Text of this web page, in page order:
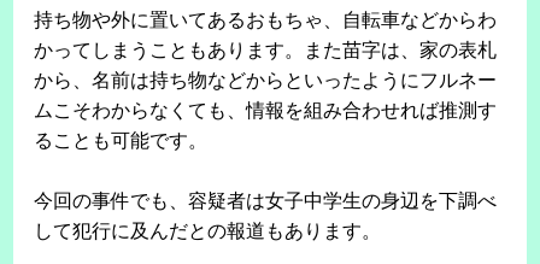
持ち物や外に置いてあるおもちゃ、自転車などからわ
かってしまうこともあります。また苗字は、家の表札
から、名前は持ち物などからといったようにフルネー
ムこそわからなくても、情報を組み合わせれば推測す
ることも可能です。
今回の事件でも、容疑者は女子中学生の身辺を下調べ
して犯行に及んだとの報道もあります。